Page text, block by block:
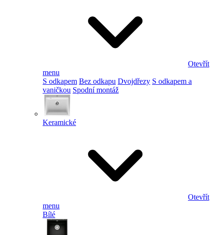
Otevřít
menu
S odkapem Bez odkapu Dvojdřezy S odkapem a
vaničkou Spodní montáž
Keramické
Otevřít
menu
Bílé